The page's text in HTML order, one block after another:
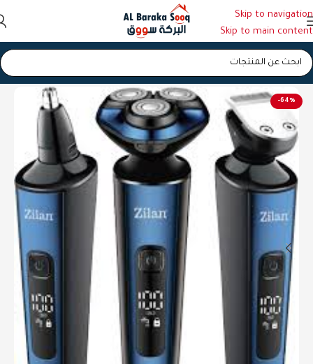
Skip to navigation
Skip to main content
الرئيسية/ماكينة حلاقة رجالية
-64%